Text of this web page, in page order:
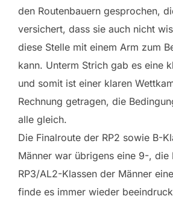
den Routenbauern gesprochen,
versichert, dass sie auch nicht
diese Stelle mit einem Arm zum
kann. Unterm Strich gab es eine
und somit ist einer klaren
Rechnung getragen, die
alle gleich.
Die Finalroute der RP2 sowie B-
Männer war übrigens eine 9-, die
RP3/AL2-Klassen der Männer
finde es immer wieder